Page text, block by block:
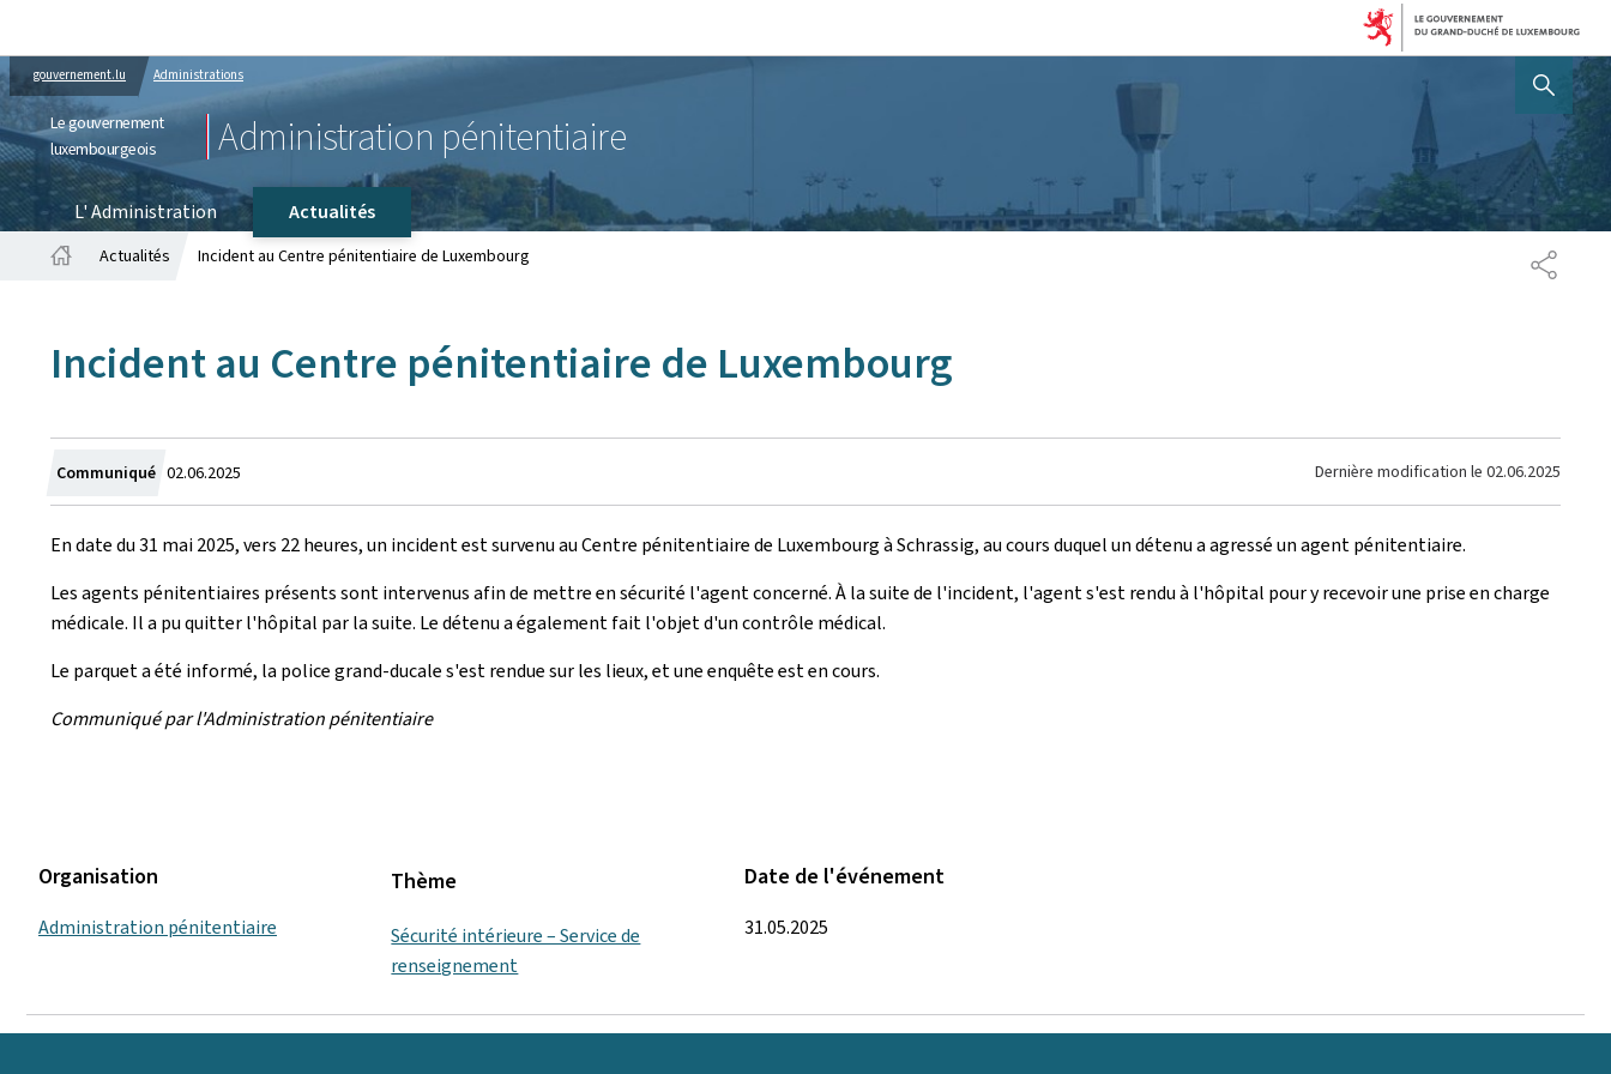
gouvernement.lu Administrations
Le gouvernement
luxembourgeois
Administration pénitentiaire
AFFICHER / MASQUER
L' Administration
Actualités
Actualités Incident au Centre pénitentiaire de Luxembourg
Incident au Centre pénitentiaire de Luxembourg
Communiqué Crée
le
02.06.2025 Dernière modification le 02.06.2025
En date du 31 mai 2025, vers 22 heures, un incident est survenu au Centre pénitentiaire de Luxembourg à Schrassig, au cours duquel un détenu a agressé un agent pénitentiaire.
Les agents pénitentiaires présents sont intervenus afin de mettre en sécurité l'agent concerné. À la suite de l'incident, l'agent s'est rendu à l'hôpital pour y recevoir une prise en charge
médicale. Il a pu quitter l'hôpital par la suite. Le détenu a également fait l'objet d'un contrôle médical.
Le parquet a été informé, la police grand-ducale s'est rendue sur les lieux, et une enquête est en cours.
Communiqué par l'Administration pénitentiaire
Organisation
Administration pénitentiaire
Thème
Sécurité intérieure – Service de
renseignement
Date de l'événement
31.05.2025